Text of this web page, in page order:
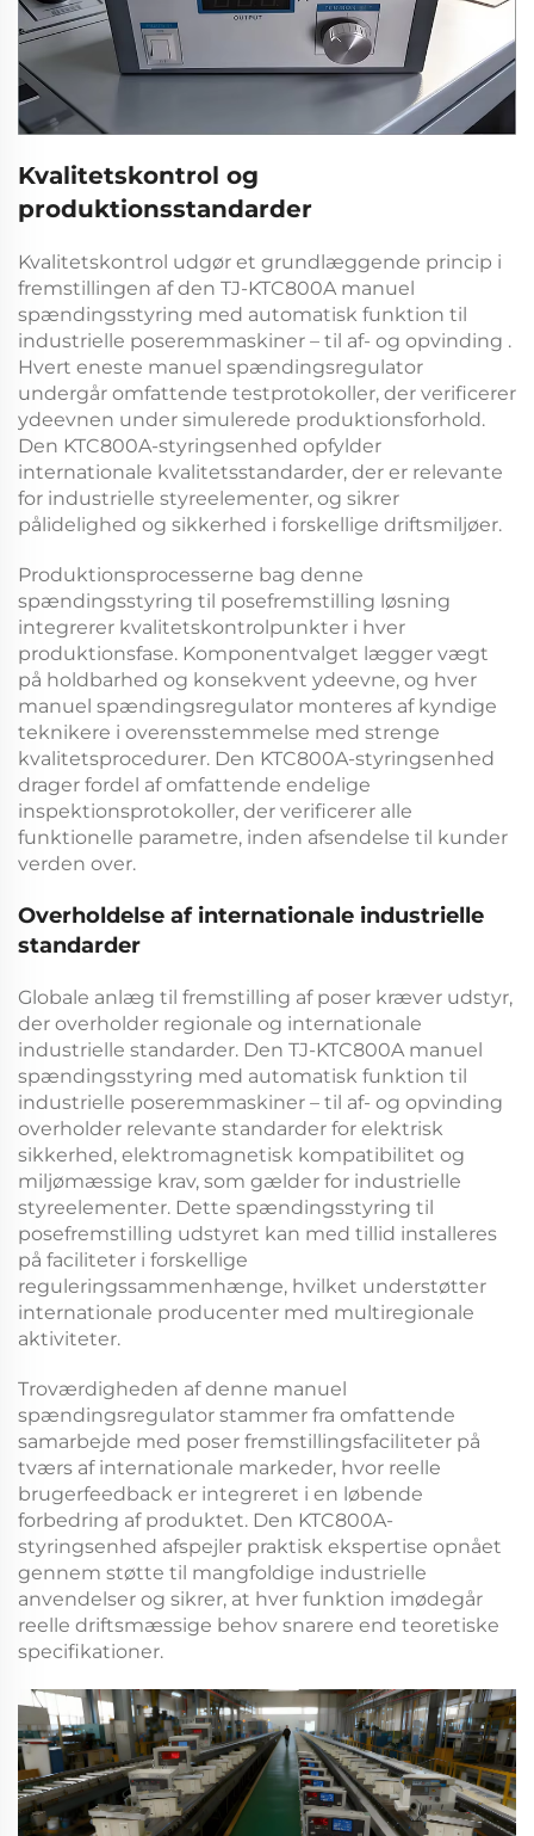
Kvalitetskontrol og
produktionsstandarder
Kvalitetskontrol udgør et grundlæggende princip i
fremstillingen af den TJ-KTC800A manuel
spændingsstyring med automatisk funktion til
industrielle poseremmaskiner – til af- og opvinding .
Hvert eneste manuel spændingsregulator
undergår omfattende testprotokoller, der verificerer
ydeevnen under simulerede produktionsforhold.
Den KTC800A-styringsenhed opfylder
internationale kvalitetsstandarder, der er relevante
for industrielle styreelementer, og sikrer
pålidelighed og sikkerhed i forskellige driftsmiljøer.
Produktionsprocesserne bag denne
spændingsstyring til posefremstilling løsning
integrerer kvalitetskontrolpunkter i hver
produktionsfase. Komponentvalget lægger vægt
på holdbarhed og konsekvent ydeevne, og hver
manuel spændingsregulator monteres af kyndige
teknikere i overensstemmelse med strenge
kvalitetsprocedurer. Den KTC800A-styringsenhed
drager fordel af omfattende endelige
inspektionsprotokoller, der verificerer alle
funktionelle parametre, inden afsendelse til kunder
verden over.
Overholdelse af internationale industrielle
standarder
Globale anlæg til fremstilling af poser kræver udstyr,
der overholder regionale og internationale
industrielle standarder. Den TJ-KTC800A manuel
spændingsstyring med automatisk funktion til
industrielle poseremmaskiner – til af- og opvinding
overholder relevante standarder for elektrisk
sikkerhed, elektromagnetisk kompatibilitet og
miljømæssige krav, som gælder for industrielle
styreelementer. Dette spændingsstyring til
posefremstilling udstyret kan med tillid installeres
på faciliteter i forskellige
reguleringssammenhænge, hvilket understøtter
internationale producenter med multiregionale
aktiviteter.
Troværdigheden af denne manuel
spændingsregulator stammer fra omfattende
samarbejde med poser fremstillingsfaciliteter på
tværs af internationale markeder, hvor reelle
brugerfeedback er integreret i en løbende
forbedring af produktet. Den KTC800A-
styringsenhed afspejler praktisk ekspertise opnået
gennem støtte til mangfoldige industrielle
anvendelser og sikrer, at hver funktion imødegår
reelle driftsmæssige behov snarere end teoretiske
specifikationer.